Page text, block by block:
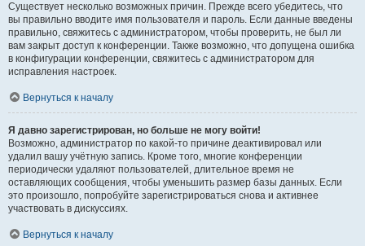
Существует несколько возможных причин. Прежде всего убедитесь, что
вы правильно вводите имя пользователя и пароль. Если данные введены
правильно, свяжитесь с администратором, чтобы проверить, не был ли
вам закрыт доступ к конференции. Также возможно, что допущена ошибка
в конфигурации конференции, свяжитесь с администратором для
исправления настроек.
Вернуться к началу
Я давно зарегистрирован, но больше не могу войти!
Возможно, администратор по какой-то причине деактивировал или
удалил вашу учётную запись. Кроме того, многие конференции
периодически удаляют пользователей, длительное время не
оставляющих сообщения, чтобы уменьшить размер базы данных. Если
это произошло, попробуйте зарегистрироваться снова и активнее
участвовать в дискуссиях.
Вернуться к началу